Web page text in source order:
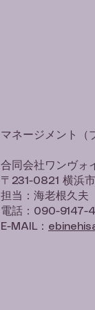
マネージメント（
合同会社ワンヴォ
〒231-0821 横浜
担当：海老根久夫
電話：090-9147-
E-MAIL：